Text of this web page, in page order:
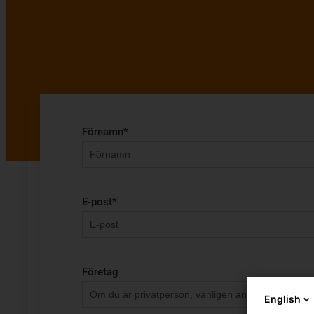
Förnamn*
E-post*
Företag
English